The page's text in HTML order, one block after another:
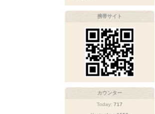
携帯サイト
カウンター
Today: 717